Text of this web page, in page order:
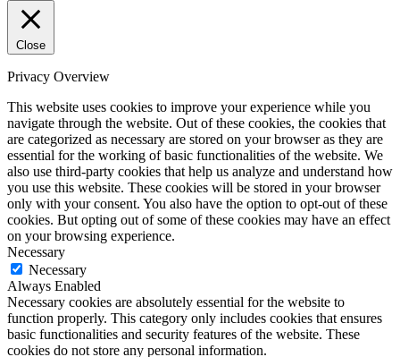
Close
Privacy Overview
This website uses cookies to improve your experience while you
navigate through the website. Out of these cookies, the cookies that
are categorized as necessary are stored on your browser as they are
essential for the working of basic functionalities of the website. We
also use third-party cookies that help us analyze and understand how
you use this website. These cookies will be stored in your browser
only with your consent. You also have the option to opt-out of these
cookies. But opting out of some of these cookies may have an effect
on your browsing experience.
Necessary
Necessary
Always Enabled
Necessary cookies are absolutely essential for the website to
function properly. This category only includes cookies that ensures
basic functionalities and security features of the website. These
cookies do not store any personal information.